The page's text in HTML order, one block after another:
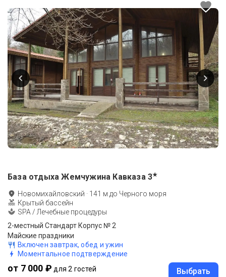
База отдыха Жемчужина Кавказа 3★
Новомихайловский · 141 м до Черного моря
Крытый бассейн
SPA / Лечебные процедуры
2-местный Стандарт Корпус № 2
Майские праздники
Включен завтрак, обед и ужин
Моментальное подтверждение
от 7 000 ₽ для 2 гостей Выбрать